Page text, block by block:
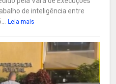
de inteligência entre
Leia mais